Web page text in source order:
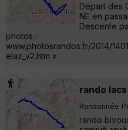
Départ des
NE en
Descente
photos :
www.photosrandos.fr/2014/
elaz_v2.htm »
rando
Randonnée
rando